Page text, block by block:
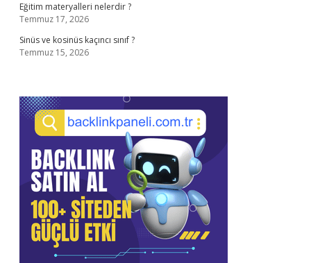
Eğitim materyalleri nelerdir ?
Temmuz 17, 2026
Sinüs ve kosinüs kaçıncı sınıf ?
Temmuz 15, 2026